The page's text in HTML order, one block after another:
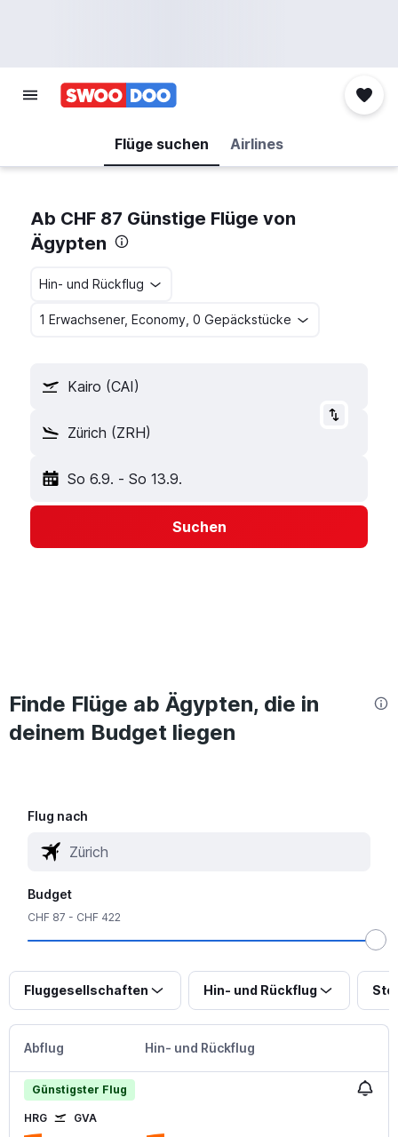
Flüge suchen Airlines
Ab CHF 87 Günstige Flüge von
Ägypten
Hin- und Rückflug
1 Erwachsener, Economy, 0 Gepäckstücke
Kairo (CAI)
Zürich (ZRH)
So 6.9. - So 13.9.
Suchen
Finde Flüge ab Ägypten, die in
deinem Budget liegen
Flug nach
Budget
CHF 87 - CHF 422
Fluggesellschaften Hin- und Rückflug
Abflug Hin- und Rückflug
Günstigster Flug
HRG GVA